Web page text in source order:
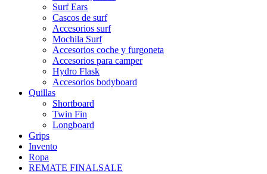
Surf Ears
Cascos de surf
Accesorios surf
Mochila Surf
Accesorios coche y furgoneta
Accesorios para camper
Hydro Flask
Accesorios bodyboard
Quillas
Shortboard
Twin Fin
Longboard
Grips
Invento
Ropa
REMATE FINALSALE